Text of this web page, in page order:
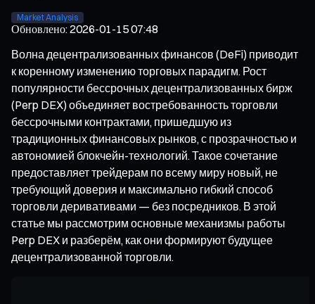
Market Analysis
Обновлено:2026-01-15 07:48
Волна децентрализованных финансов (DeFi) приводит
к коренному изменению торговых парадигм. Рост
популярности бессрочных децентрализованных бирж
(Perp DEX) объединяет востребованность торговли
бессрочными контрактами, пришедшую из
традиционных финансовых рынков, с прозрачностью и
автономией блокчейн-технологий. Такое сочетание
предоставляет трейдерам по всему миру новый, не
требующий доверия и максимально гибкий способ
торговли деривативами — без посредников. В этой
статье мы рассмотрим основные механизмы работы
Perp DEX и разберём, как они формируют будущее
децентрализованной торговли.